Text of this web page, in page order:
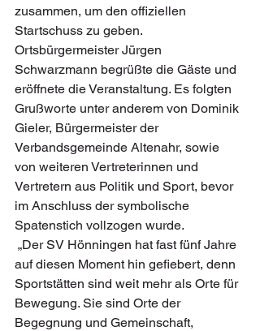
zusammen, um den offiziellen
Startschuss zu geben.
Ortsbürgermeister Jürgen
Schwarzmann begrüßte die Gäste und
eröffnete die Veranstaltung. Es folgten
Grußworte unter anderem von Dominik
Gieler, Bürgermeister der
Verbandsgemeinde Altenahr, sowie
von weiteren Vertreterinnen und
Vertretern aus Politik und Sport, bevor
im Anschluss der symbolische
Spatenstich vollzogen wurde.
auf diesen Moment hin gefiebert, denn
Sportstätten sind weit mehr als Orte für
Bewegung. Sie sind Orte der
Begegnung und Gemeinschaft,